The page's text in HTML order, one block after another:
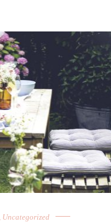
Uncategorized